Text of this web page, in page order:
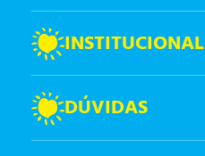
INSTITUCIONAL
DÚVIDAS